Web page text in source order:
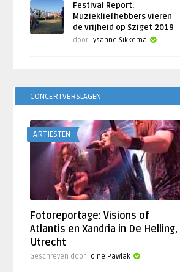
Festival Report:
Muziekliefhebbers vieren
de vrijheid op Sziget 2019
door Lysanne Sikkema
CONCERTVERSLAGEN
ARTIESTEN
Fotoreportage: Visions of
Atlantis en Xandria in De Helling,
Utrecht
Geschreven doorToine Pawlak